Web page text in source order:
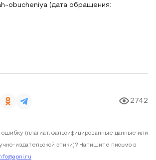
obucheniya (дата обращения:
2742
(плагиат, фальсифицированные данные или
издательской этики)? Напишите письмо в